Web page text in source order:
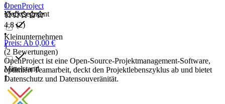
1
Marktsegment
Kleinunternehmen
1
Mittelstand
1
OpenProject
4,8(2)
•
Preis: Ab 0,00 €
(2 Bewertungen)
OpenProject ist eine Open-Source-Projektmanagement-Software,
optimiert Teamarbeit, deckt den Projektlebenszyklus ab und bietet
Datenschutz und Datensouveränität.